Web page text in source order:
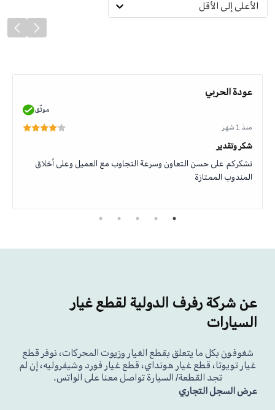
الأعلى إلى الأقل
عودة الحربي
موثّق
منذ 1 شهر
شكر وتقدير
نشكركم على حسن التعاون وسرعة التجاوب مع العميل وعلى أخلاق
المندوب الممتازة
عن شركة رفرف الدولية لقطع غيار
السيارات
شغوفون بكل ما يتعلق بقطع الغيار وزيوت المحركات، نوفر قطع
غيار تويوتا، قطع غيار هونداي، قطع غيار فورد وشيفروليه، إن لم
تجد القطعة/ السيارة تواصل معنا على الواتس.
عرض السجل التجاري